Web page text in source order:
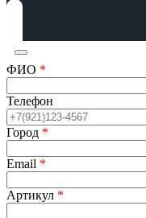
ФИО *
Телефон
Город *
Email *
Артикул *